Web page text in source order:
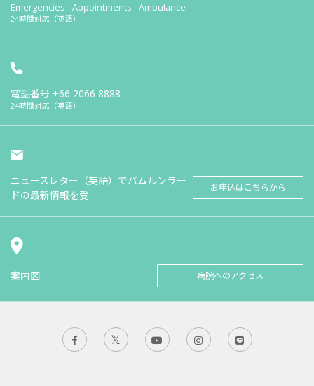
Emergencies - Appointments - Ambulance
24時間対応（英語）
電話番号 +66 2066 8888
24時間対応（英語）
ニュースレター（英語）でバムルンラー
ドの最新情報を受
お申込はこちらから
案内図 病院へのアクセス